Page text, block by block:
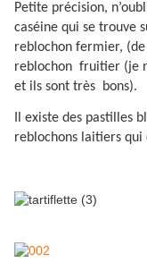
Petite précision,
caséine qui se trouve
reblochon fermier,
reblochon fruitier (je
et ils sont très
bons).
Il existe des pastilles
reblochons laitiers